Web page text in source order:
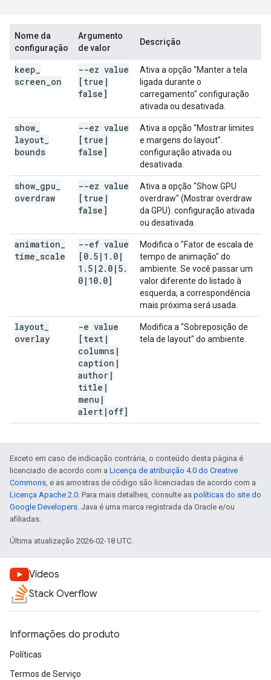
Nome da
configuração
Argumento
de valor
Descrição
keep
screen on
--ez value
[true |
false]
Ativa a opção "Manter a tela
ligada durante o
carregamento" configuração
ativada ou desativada.
show
layout
bounds
--ez value
[true |
false]
Ativa a opção "Mostrar limites
e margens do layout".
configuração ativada ou
desativada.
show gpu
overdraw
--ez value
[true |
false]
Ativa a opção "Show GPU
overdraw" (Mostrar overdraw
da GPU). configuração ativada
ou desativada.
animation
time scale
--ef value
[0. 5 | 1 . 0 |
1 . 5 | 2. 0 | 5.
0 | 10. 0]
Modifica o "Fator de escala de
tempo de animação" do
ambiente. Se você passar um
valor diferente do listado à
esquerda, a correspondência
mais próxima será usada.
layout
overlay
-e value
[text |
columns |
caption |
author |
title |
menu |
alert | off]
Modifica a "Sobreposição de
tela de layout" do ambiente.
Exceto em caso de indicação contrária, o conteúdo desta página é
licenciado de acordo com a Licença de atribuição 4.0 do Creative
Commons , e as amostras de código são licenciadas de acordo com a
Licença Apache 2.0 . Para mais detalhes, consulte as políticas do site do
Google Developers . Java é uma marca registrada da Oracle e/ou
afiliadas.
Última atualização 2026-02-18 UTC.
Vídeos
Stack Overflow
Informações do produto
Políticas
Termos de Serviço